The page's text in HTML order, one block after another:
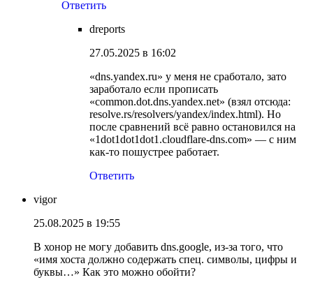
Ответить
dreports
27.05.2025 в 16:02
«dns.yandex.ru» у меня не сработало, зато
заработало если прописать
«common.dot.dns.yandex.net» (взял отсюда:
resolve.rs/resolvers/yandex/index.html). Но
после сравнений всё равно остановился на
«1dot1dot1dot1.cloudflare-dns.com» — с ним
как-то пошустрее работает.
Ответить
vigor
25.08.2025 в 19:55
В хонор не могу добавить dns.google, из-за того, что
«имя хоста должно содержать спец. символы, цифры и
буквы…» Как это можно обойти?